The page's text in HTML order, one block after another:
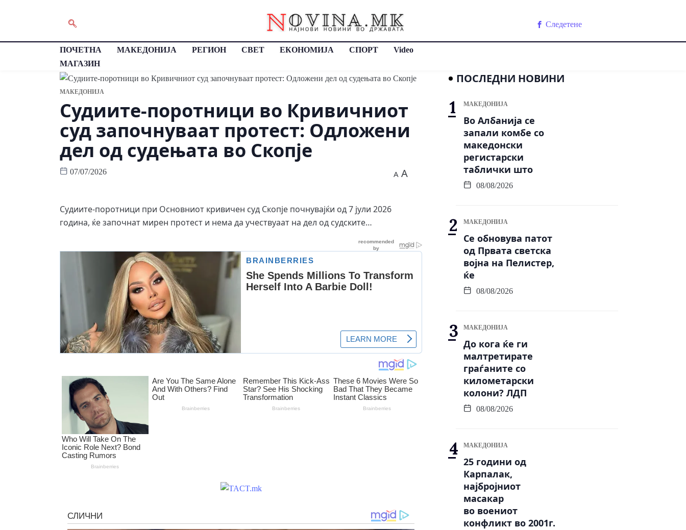
Следетене
ПОЧЕТНА МАКЕДОНИЈА РЕГИОН СВЕТ ЕКОНОМИЈА СПОРТ
Video
МАГАЗИН
МАКЕДОНИЈА
Судиите-поротници во Кривичниот
суд започнуваат протест: Одложени
дел од судењата во Скопје
07/07/2026 A A
Судиите-поротници при Основниот кривичен суд Скопје почнувајќи од 7 јули 2026
година, ќе започнат мирен протест и нема да учествуаат на дел од судските…
ПОСЛЕДНИ НОВИНИ
МАКЕДОНИЈА
Во Албанија се
запали комбе со
македонски
регистарски
таблички што
08/08/2026
МАКЕДОНИЈА
Се обновува патот
од Првата светска
војна на Пелистер,
ќе
08/08/2026
МАКЕДОНИЈА
До кога ќе ги
малтретирате
граѓаните со
километарски
колони? ЛДП
08/08/2026
МАКЕДОНИЈА
25 години од
Карпалак,
најбројниот
масакар
во воениот
конфликт во 2001г.